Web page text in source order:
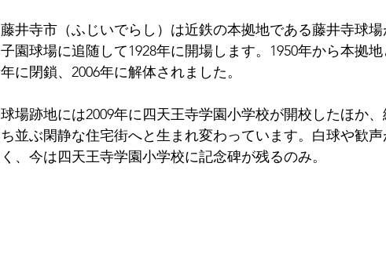
藤井寺市（ふじいでらし）は近鉄の本拠地である藤井寺球
子園球場に追随して1928年に開場します。1950年から本拠
年に閉鎖、2006年に解体されました。
球場跡地には2009年に四天王寺学園小学校が開校したほか
ち並ぶ閑静な住宅街へと生まれ変わっています。白球や歓
く、今は四天王寺学園小学校に記念碑が残るのみ。